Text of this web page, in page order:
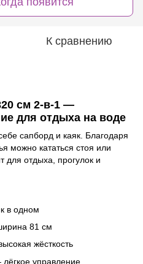
К сравнению
см 2-в-1 —
для отдыха на воде
сапборд и каяк. Благодаря
можно кататься стоя или
для отдыха, прогулок и
в одном
81 см
жёсткость
управление